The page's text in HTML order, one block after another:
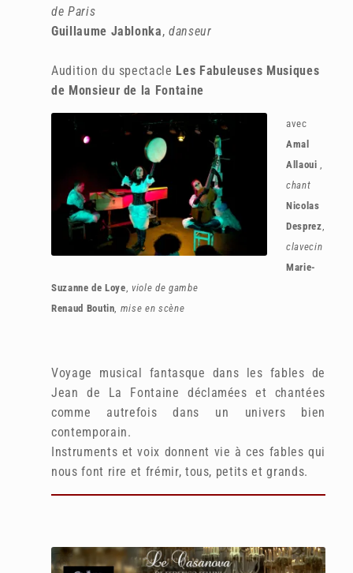
de Paris
Guillaume Jablonka,danseur
Audition du spectacle Les Fabuleuses Musiques
de Monsieur de la Fontaine
avec
Amal
Allaoui
chant
Nicolas
Desprez
clavecin
Marie-
Suzanne de Loye ,viole de gambe
Renaud Boutin mise en scène
Voyage musical fantasque dans les fables de
Jean de La Fontaine déclamées et chantées
comme autrefois dans un univers bien
contemporain.
Instruments et voix donnent vie à ces fables qui
nous font rire et frémir, tous, petits et grands.